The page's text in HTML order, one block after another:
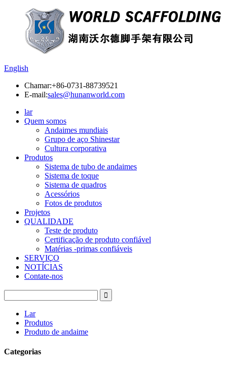
English
Chamar:+86-0731-88739521
E-mail:sales@hunanworld.com
lar
Quem somos
Andaimes mundiais
Grupo de aço Shinestar
Cultura corporativa
Produtos
Sistema de tubo de andaimes
Sistema de toque
Sistema de quadros
Acessórios
Fotos de produtos
Projetos
QUALIDADE
Teste de produto
Certificação de produto confiável
Matérias -primas confiáveis
SERVIÇO
NOTÍCIAS
Contate-nos
Lar
Produtos
Produto de andaime
Categorias